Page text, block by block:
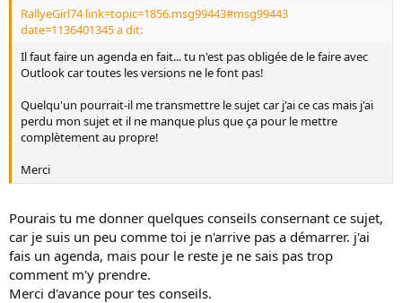
RallyeGirl74 link=topic=1856.msg99443#msg99443
date=1136401345 a dit:
Il faut faire un agenda en fait... tu n'est pas obligée de le faire avec
Outlook car toutes les versions ne le font pas!
Quelqu'un pourrait-il me transmettre le sujet car j'ai ce cas mais j'ai
perdu mon sujet et il ne manque plus que ça pour le mettre
complètement au propre!
Merci
Pourais tu me donner quelques conseils consernant ce sujet,
car je suis un peu comme toi je n'arrive pas a démarrer. j'ai
fais un agenda, mais pour le reste je ne sais pas trop
comment m'y prendre.
Merci d'avance pour tes conseils.